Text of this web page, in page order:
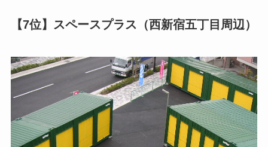
【7位】スペースプラス（西新宿五丁目周辺）